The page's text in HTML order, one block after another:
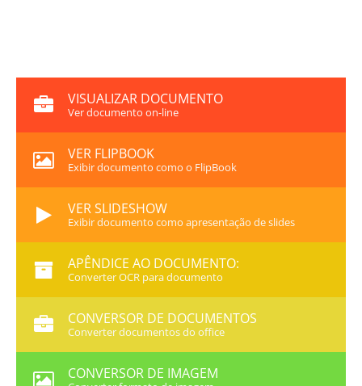
VISUALIZAR DOCUMENTO
Ver documento on-line
VER FLIPBOOK
Exibir documento como o FlipBook
VER SLIDESHOW
Exibir documento como apresentação de slides
APÊNDICE AO DOCUMENTO:
Converter OCR para documento
CONVERSOR DE DOCUMENTOS
Converter documentos do office
CONVERSOR DE IMAGEM